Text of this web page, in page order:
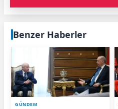
Benzer Haberler
GÜNDEM